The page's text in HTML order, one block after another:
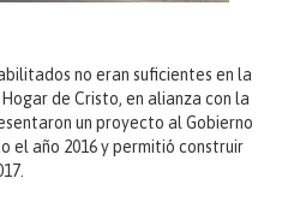
no eran suficientes en la
de Cristo, en alianza con la
un proyecto al Gobierno
el año 2016 y permitió construir